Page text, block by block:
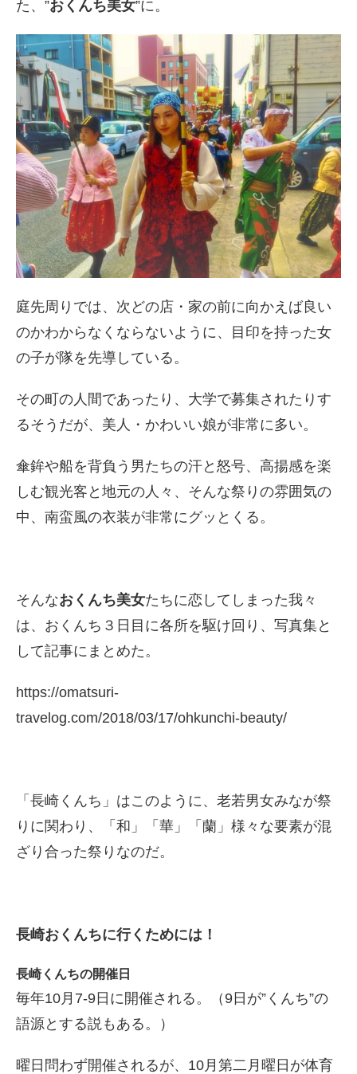
た、”おくんち美女”に。
庭先周りでは、次どの店・家の前に向かえば良い
のかわからなくならないように、目印を持った女
の子が隊を先導している。
その町の人間であったり、大学で募集されたりす
るそうだが、美人・かわいい娘が非常に多い。
傘鉾や船を背負う男たちの汗と怒号、高揚感を楽
しむ観光客と地元の人々、そんな祭りの雰囲気の
中、南蛮風の衣装が非常にグッとくる。
そんなおくんち美女たちに恋してしまった我々
は、おくんち３日目に各所を駆け回り、写真集と
して記事にまとめた。
https://omatsuri-
travelog.com/2018/03/17/ohkunchi-beauty/
「長崎くんち」はこのように、老若男女みなが祭
りに関わり、「和」「華」「蘭」様々な要素が混
ざり合った祭りなのだ。
長崎おくんちに行くためには！
長崎くんちの開催日
毎年10月7-9日に開催される。（9日が”くんち”の
語源とする説もある。）
曜日問わず開催されるが、10月第二月曜日が体育